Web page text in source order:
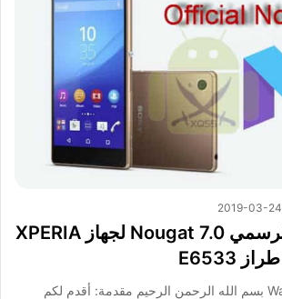
2019-03-24
الروم العربي الرسمي Nougat 7.0 لجهاز XPERIA
الكاتب: Waleed Salem بسم الله الرحمن الرحيم مقدمة: أقدم لكم